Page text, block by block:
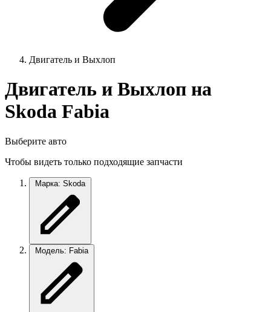
Двигатель и Выхлоп
Двигатель и Выхлоп на
Skoda Fabia
Выберите авто
Чтобы видеть только подходящие запчасти
Марка: Skoda
Модель: Fabia